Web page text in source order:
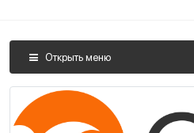
Открыть меню